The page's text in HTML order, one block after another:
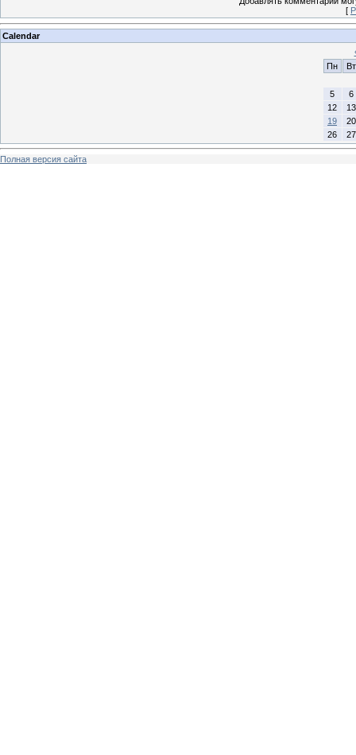
[
Calendar
Пн
Вт
5
6
12
13
19
20
26
27
Полная версия сайта